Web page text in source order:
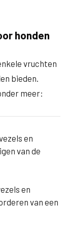
honden
vruchten
bieden.
meer:
en
van de
en
van een